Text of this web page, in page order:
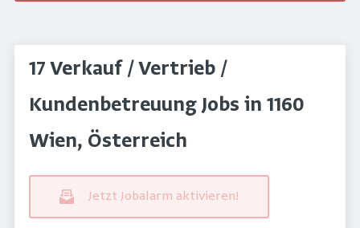
17 Verkauf / Vertrieb /
Kundenbetreuung Jobs in 1160
Wien, Österreich
Jetzt Jobalarm aktivieren!